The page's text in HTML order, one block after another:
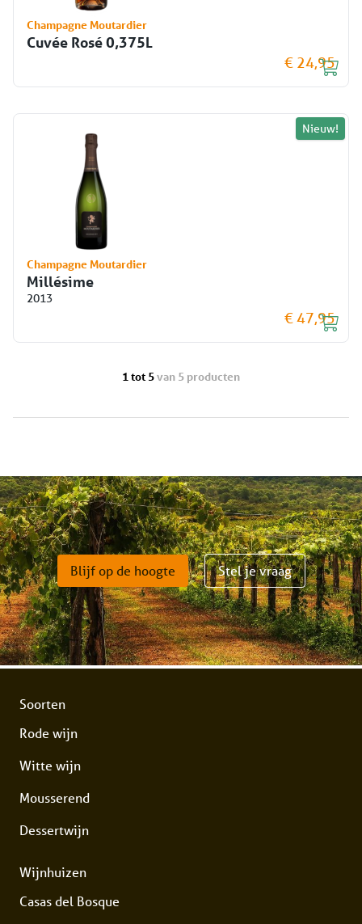
Champagne Moutardier
Cuvée Rosé 0,375L
€ 24,95
Nieuw!
Champagne Moutardier
Millésime
2013
€ 47,95
1 tot 5van 5 producten
Blijf op de hoogte Stel je vraag
Soorten
Rode wijn
Witte wijn
Mousserend
Dessertwijn
Wijnhuizen
Casas del Bosque